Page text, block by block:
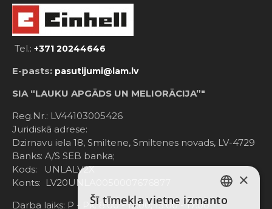
Tel.: +371 20244646
E-pasts: pasutijumi@lam.lv
SIA “LAUKU APGĀDS UN MELIORĀCIJA”"
Reg.Nr.: LV44103005426
Juridiskā adrese:
Dzirnavu iela 18, Smiltene, Smiltenes novads, LV-4729
Banks: A/S SEB banka;
Kods: UNLALV2X
Konts: LV20UNLA0050007676877
Darba laiks: P - Pk. 8:00 - 12:00; 13:00 - 17:00
LATVIAN
×
Šī tīmekļa vietne izmanto